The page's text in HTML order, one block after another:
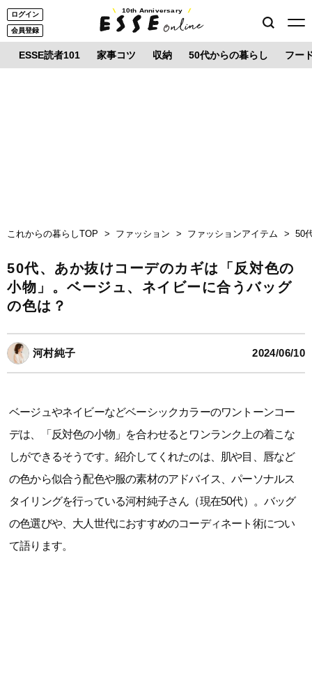
ログイン
会員登録
10th Anniversary
ESSE読者101 家事コツ 収納 50代からの暮らし フー
これからの暮らしTOP ファッション ファッションアイテム 50
50代、あか抜けコーデのカギは「反対色の
小物」。ベージュ、ネイビーに合うバッグ
の色は？
河村純子 2024/06/10
ベージュやネイビーなどベーシックカラーのワントーンコー
デは、「反対色の小物」を合わせるとワンランク上の着こな
しができるそうです。紹介してくれたのは、肌や目、唇など
の色から似合う配色や服の素材のアドバイス、パーソナルス
タイリングを行っている河村純子さん（現在50代）。バッグ
の色選びや、大人世代におすすめのコーディネート術につい
て語ります。